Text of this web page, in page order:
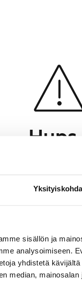
sisällön ja
analysoimiseen.
yhdistetä
median,
Hups...